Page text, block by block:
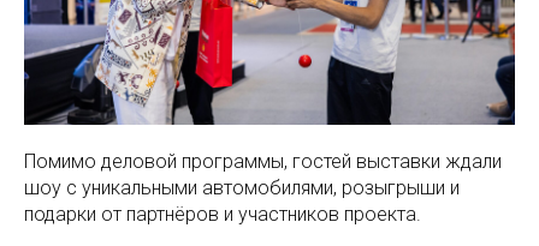
Помимо деловой программы, гостей выставки ждали
шоу с уникальными автомобилями, розыгрыши и
подарки от партнёров и участников проекта.